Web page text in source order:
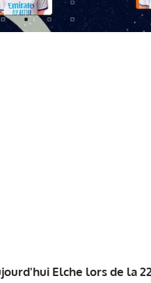
Elche lors de la